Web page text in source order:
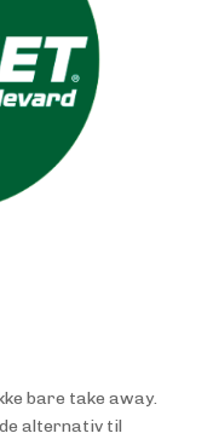
bare take away.
alternativ til